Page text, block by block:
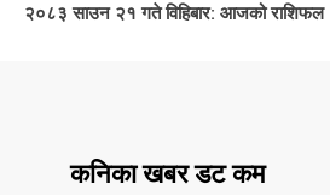
२०८३ साउन २१ गते विहिबार: आजको राशिफल
कनिका खबर डट कम